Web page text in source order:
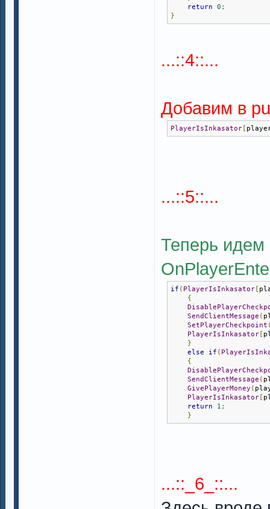
return
0 ;
}
...::4::...
Добавим в
PlayerIsInkasator [
...::5::...
Теперь идем
if ( PlayerIsInkasator [
{
SendClientMessage (
SetPlayerCheckpoint
PlayerIsInkasator [
}
else
if (
{
SendClientMessage (
GivePlayerMoney (
PlayerIsInkasator [
return
1 ;
}
...::_6_::...